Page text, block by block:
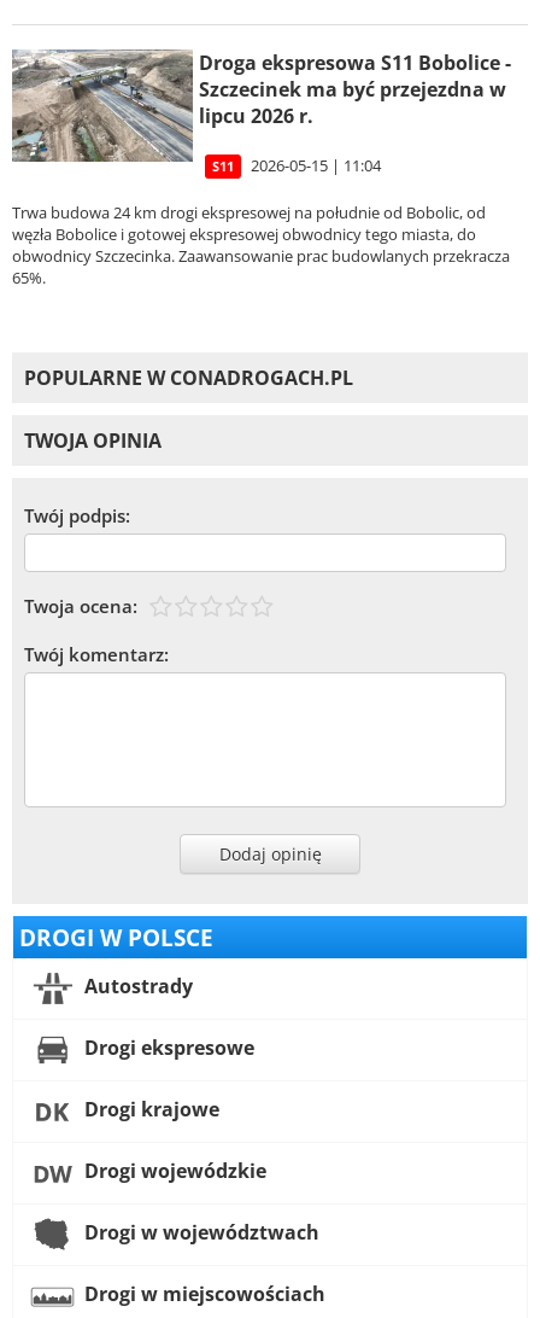
Droga ekspresowa S11 Bobolice -
Szczecinek ma być przejezdna w
lipcu 2026 r.
S11 2026-05-15 | 11:04
Trwa budowa 24 km drogi ekspresowej na południe od Bobolic, od
węzła Bobolice i gotowej ekspresowej obwodnicy tego miasta, do
obwodnicy Szczecinka. Zaawansowanie prac budowlanych przekracza
65%.
POPULARNE W CONADROGACH.PL
TWOJA OPINIA
Twój podpis:
Twoja ocena:
Twój komentarz:
Dodaj opinię
DROGI W POLSCE
Autostrady
Drogi ekspresowe
Drogi krajowe
Drogi wojewódzkie
Drogi w województwach
Drogi w miejscowościach